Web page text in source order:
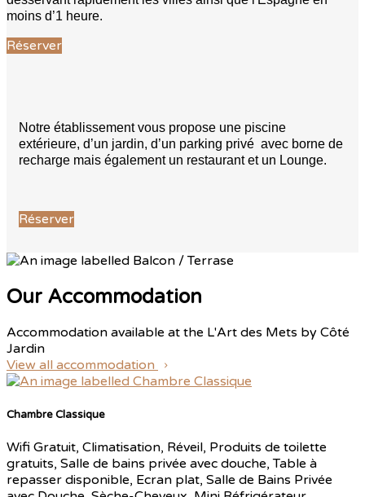
moins d’1 heure.
Réserver
Notre établissement vous propose une piscine
extérieure, d’un jardin, d’un parking privé avec borne de
recharge mais également un restaurant et un Lounge.
Réserver
Our Accommodation
Accommodation available at the L'Art des Mets by Côté
Jardin
View all accommodation
Chambre Classique
Wifi Gratuit, Climatisation, Réveil, Produits de toilette
gratuits, Salle de bains privée avec douche, Table à
repasser disponible, Ecran plat, Salle de Bains Privée